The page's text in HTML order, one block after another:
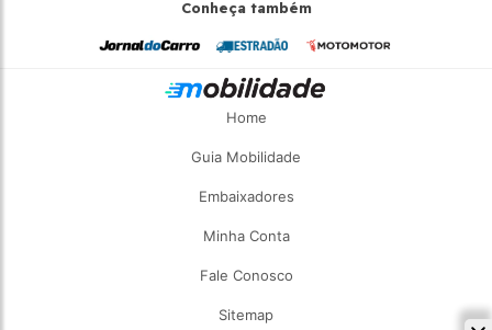
Conheça também
Home
Guia Mobilidade
Embaixadores
Minha Conta
Fale Conosco
Sitemap